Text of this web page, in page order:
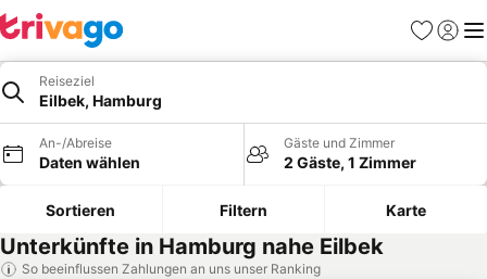
Favoriten
Reiseziel
Eilbek, Hamburg
An-/Abreise
Daten wählen
Gäste und Zimmer
2 Gäste, 1 Zimmer
Sortieren Filtern Karte
Unterkünfte in Hamburg nahe Eilbek
So beeinflussen Zahlungen an uns unser Ranking